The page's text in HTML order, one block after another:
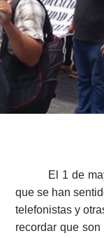
El 1 de
que se han
telefonistas y
recordar que